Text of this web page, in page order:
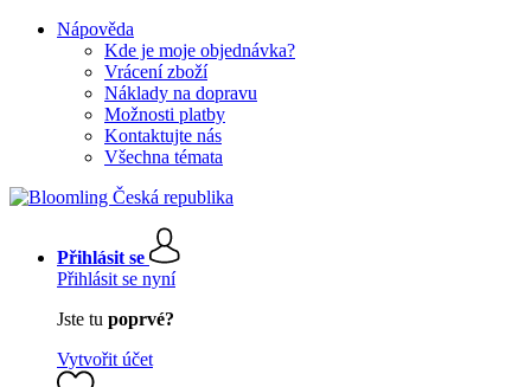
Nápověda
Kde je moje objednávka?
Vrácení zboží
Náklady na dopravu
Možnosti platby
Kontaktujte nás
Všechna témata
Přihlásit se
Přihlásit se nyní
Jste tu poprvé?
Vytvořit účet